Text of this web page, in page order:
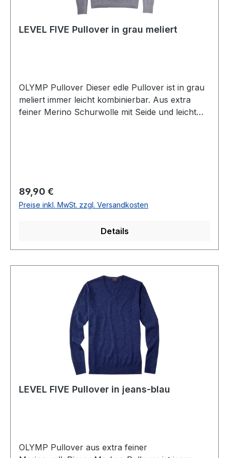
LEVEL FIVE Pullover in grau meliert
OLYMP Pullover Dieser edle Pullover ist in grau
meliert immer leicht kombinierbar. Aus extra
feiner Merino Schurwolle mit Seide und leicht
Grau meliertLEVE 5 FIVE (SLIM FIT)Leichte
QualtitätV-Ausschnitt85 % Schurwolle 15 %
Seide30 ° waschbarModell Nr.: 0151/10/63
Regulärer Preis:
89,90 €
Preise inkl. MwSt. zzgl. Versandkosten
Details
LEVEL FIVE Pullover in jeans-blau
OLYMP Pullover aus extra feiner